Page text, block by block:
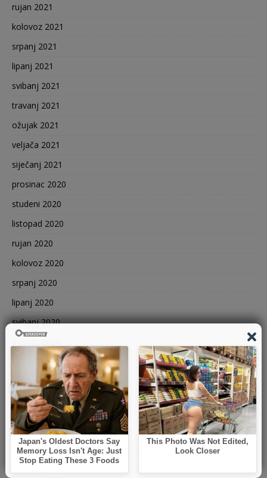
rujan 2021
kolovoz 2021
srpanj 2021
lipanj 2021
svibanj 2021
travanj 2021
ožujak 2021
veljača 2021
siječanj 2021
prosinac 2020
studeni 2020
listopad 2020
rujan 2020
kolovoz 2020
srpanj 2020
lipanj 2020
svibanj 2020
ožujak 2020
siječanj 2020
prosinac 2019
studeni 2019
listopad 2019
rujan 2019